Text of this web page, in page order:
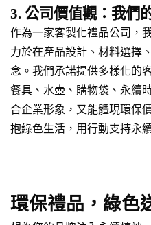
3. 公司價值觀：我們
作為一家客製化禮品公司，
力於在產品設計、材料選擇
念。我們承諾提供多樣化的
餐具、水壺、購物袋、永續
合企業形象，又能體現環保
抱綠色生活，用行動支持永
環保禮品，綠色